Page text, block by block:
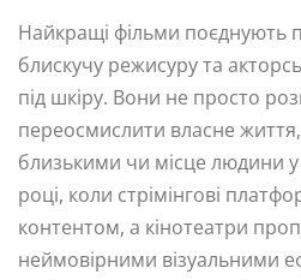
Найкращі фільми поєднують
блискучу режисуру та
під шкіру. Вони не просто
переосмислити власне
близькими чи місце людини у
році, коли стрімінгові
контентом, а кінотеатри
неймовірними візуальними